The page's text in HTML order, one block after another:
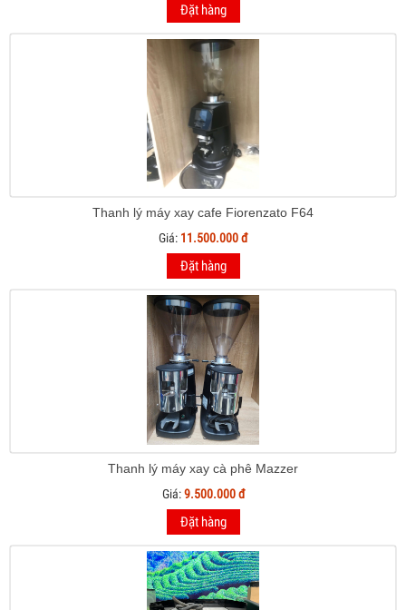
Đặt hàng
Thanh lý máy xay cafe Fiorenzato F64
Giá: 11.500.000 đ
Đặt hàng
Thanh lý máy xay cà phê Mazzer
Giá:9.500.000 đ
Đặt hàng